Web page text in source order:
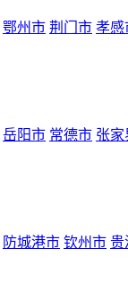
鄂州市 荆门市 孝感
岳阳市 常德市 张家
防城港市 钦州市 贵